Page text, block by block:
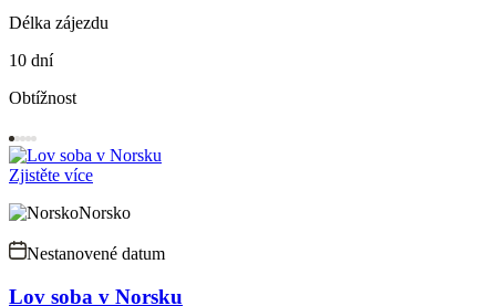
Délka zájezdu
10 dní
Obtížnost
Zjistěte více
Norsko
Nestanovené datum
Lov soba v Norsku